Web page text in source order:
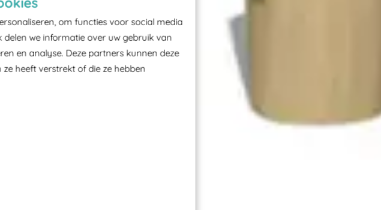
om functies voor social media
delen we informatie over uw gebruik van
en analyse. Deze partners kunnen deze
heeft verstrekt of die ze hebben